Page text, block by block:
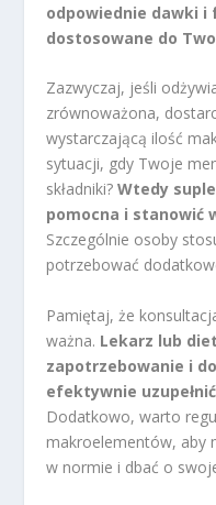
odpowiednie dawki
dostosowane do
Zazwyczaj, jeśli
zrównoważona,
wystarczającą ilość
sytuacji, gdy Twoje
składniki?Wtedy
pomocna i stanowić
Szczególnie osoby
potrzebować
Pamiętaj, że
ważna. Lekarz lub
zapotrzebowanie i
efektywnie
Dodatkowo, warto
makroelementów, aby
w normie i dbać o